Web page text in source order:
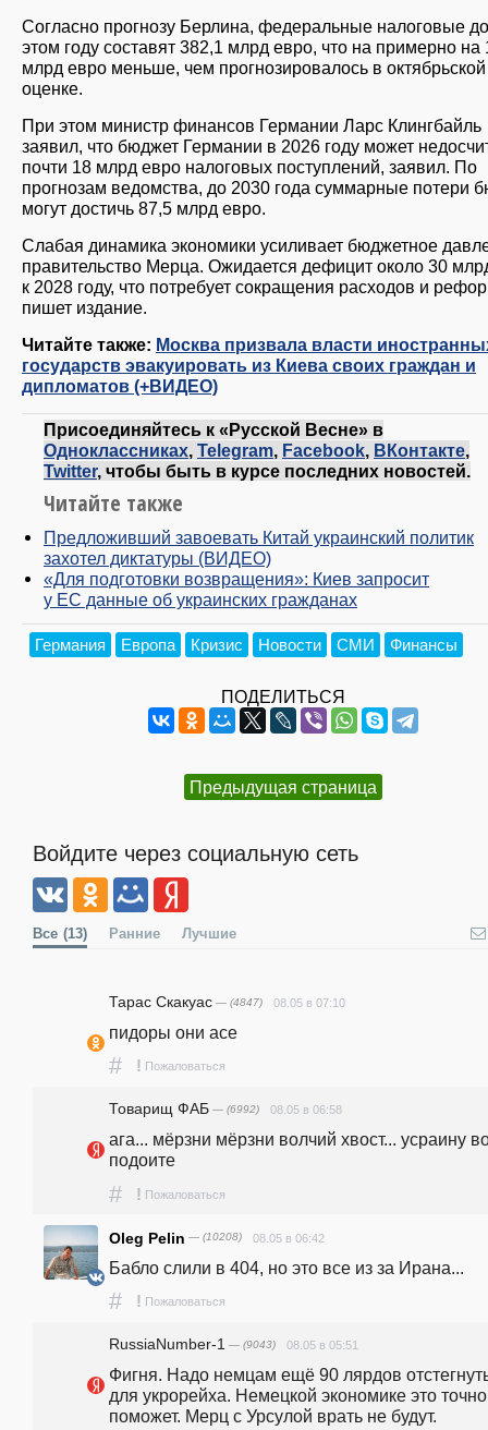
Согласно прогнозу Берлина, федеральные налоговые
этом году составят 382,1 млрд евро, что на примерно на
млрд евро меньше, чем прогнозировалось в октябрьской
оценке.
При этом министр финансов Германии Ларс Клингбайль
заявил, что бюджет Германии в 2026 году может
почти 18 млрд евро налоговых поступлений, заявил. По
прогнозам ведомства, до 2030 года суммарные потери
могут достичь 87,5 млрд евро.
Слабая динамика экономики усиливает бюджетное
правительство Мерца. Ожидается дефицит около 30
к 2028 году, что потребует сокращения расходов и
пишет издание.
Читайте также: Москва призвала власти
государств эвакуировать из Киева своих граждан и
дипломатов (+ВИДЕО)
Присоединяйтесь к «Русской Весне» в
Одноклассниках, Telegram, Facebook, ВКонтакте,
Twitter, чтобы быть в курсе последних новостей.
Читайте также
Предложивший завоевать Китай украинский политик
захотел диктатуры (ВИДЕО)
«Для подготовки возвращения»: Киев запросит
у ЕС данные об украинских гражданах
Германия Европа Кризис Новости СМИ Финансы
ПОДЕЛИТЬСЯ
Предыдущая страница
Войдите через социальную сеть
Все (13) Ранние Лучшие
Тарас Скакуас — (4847) 08.05 в 07:10
пидоры они асе
# ! Пожаловаться
Товарищ ФАБ — (6992) 08.05 в 06:58
ага... мёрзни мёрзни волчий хвост... усраину
подоите
# ! Пожаловаться
Oleg Pelin — (10208) 08.05 в 06:42
Бабло слили в 404, но это все из за Ирана...
# ! Пожаловаться
RussiaNumber-1 — (9043) 08.05 в 05:51
Фигня. Надо немцам ещё 90 лярдов
для укрорейха. Немецкой экономике это точно
поможет. Мерц с Урсулой врать не будут.